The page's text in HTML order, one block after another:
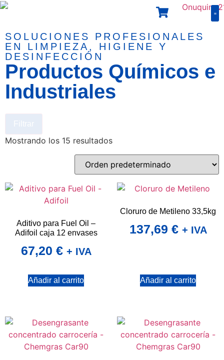
SOLUCIONES PROFESIONALES
EN LIMPIEZA, HIGIENE Y
DESINFECCIÓN
Productos Químicos e
Industriales
Filtrar
Mostrando los 15 resultados
Aditivo para Fuel Oil –
Adifoil caja 12 envases
67,20 € + IVA
Añadir al carrito
Cloruro de Metileno 33,5kg
137,69 € + IVA
Añadir al carrito